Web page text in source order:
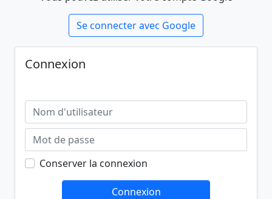
Se connecter avec Google
Connexion
Conserver la connexion
Connexion